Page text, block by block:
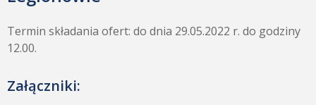
Termin składania ofert: do dnia 29.05.2022 r. do godziny
12.00.
Załączniki: